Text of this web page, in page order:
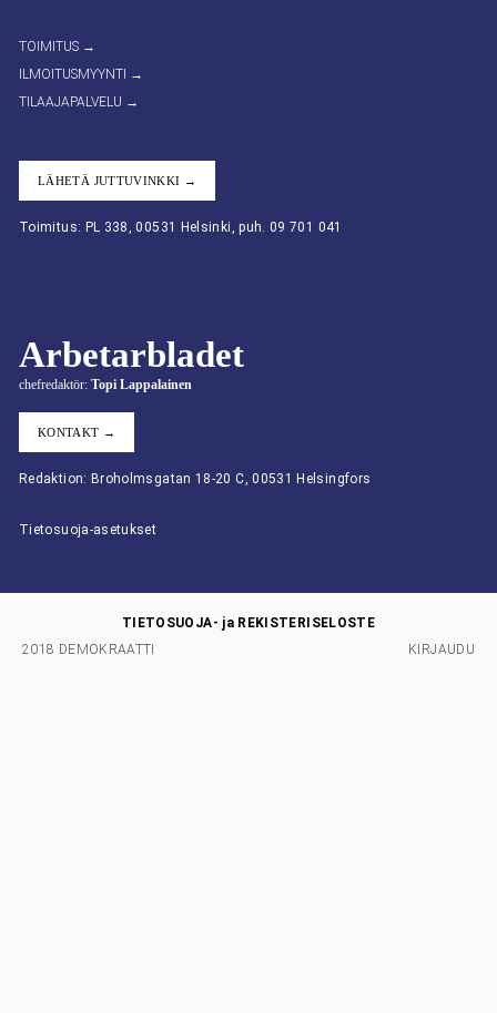
TOIMITUS →
ILMOITUSMYYNTI →
TILAAJAPALVELU →
LÄHETÄ JUTTUVINKKI →
Toimitus: PL 338, 00531 Helsinki, puh. 09 701 041
Arbetarbladet
chefredaktör: Topi Lappalainen
KONTAKT →
Redaktion: Broholmsgatan 18-20 C, 00531 Helsingfors
Tietosuoja-asetukset
2018 DEMOKRAATTI
TIETOSUOJA- ja REKISTERISELOSTE
KIRJAUDU